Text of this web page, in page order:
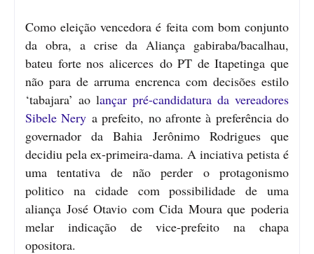
Como eleição vencedora é feita com bom conjunto
da obra, a crise da Aliança gabiraba/bacalhau,
bateu forte nos alicerces do PT de Itapetinga que
não para de arruma encrenca com decisões estilo
‘tabajara’ ao lançar pré-candidatura da vereadores
Sibele Nery a prefeito, no afronte à preferência do
governador da Bahia Jerônimo Rodrigues que
decidiu pela ex-primeira-dama. A inciativa petista é
uma tentativa de não perder o protagonismo
politico na cidade com possibilidade de uma
aliança José Otavio com Cida Moura que poderia
melar indicação de vice-prefeito na chapa
opositora.